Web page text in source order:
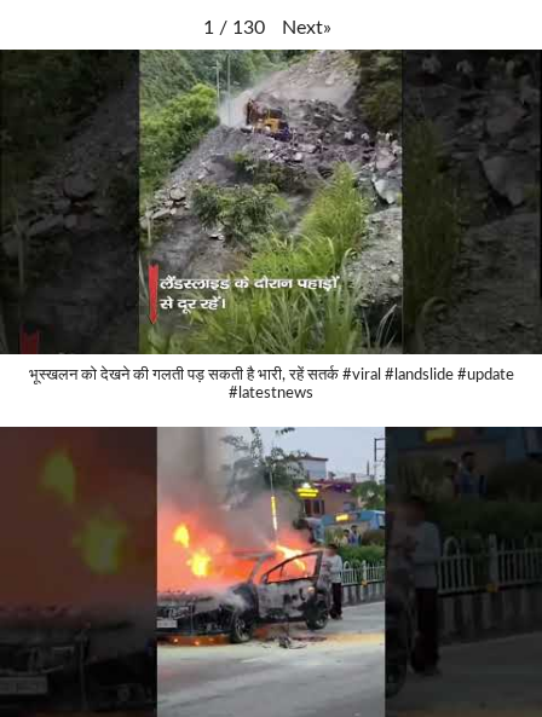
1 / 130 Next»
भूस्खलन को देखने की गलती पड़ सकती है भारी, रहें सतर्क #viral #landslide #update
#latestnews